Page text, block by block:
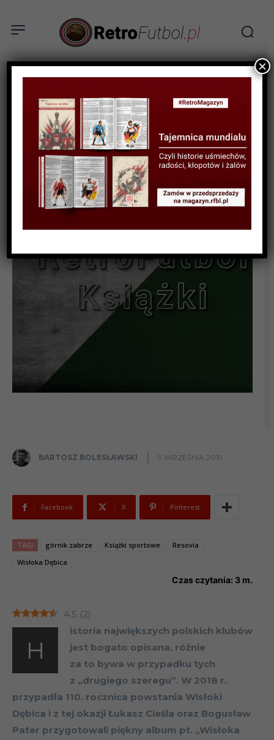
KSIĄŻKI RECENZJA
„Wisłoka Dębica 1908-2018.
Jubileusz 110-lecia” –
recenzja
BARTOSZ BOLESŁAWSKI 9 WRZEŚNIA 2019
Facebook X Pinterest
TAGI górnik zabrze Książki sportowe
Resovia
Wisłoka Dębica
Czas czytania: 3 m.
4.5 (2)
H
istoria największych polskich klubów
jest bogato opisana, różnie
za to bywa w przypadku tych
z „drugiego szeregu”. W 2018 r.
przypadła 110. rocznica powstania Wisłoki
Dębica i z tej okazji Łukasz Cieśla oraz Bogusław
Pater przygotowali piękny album pt. „Wisłoka
×